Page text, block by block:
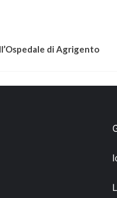
di Agrigento